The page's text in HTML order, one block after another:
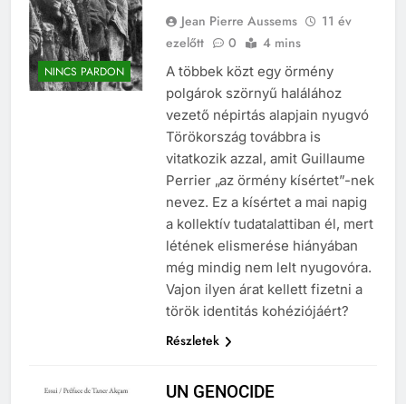
NINCS PARDON
Jean Pierre Aussems
11 év
ezelőtt
0 4 mins
A többek közt egy örmény
polgárok szörnyű halálához
vezető népirtás alapjain nyugvó
Törökország továbbra is
vitatkozik azzal, amit Guillaume
Perrier „az örmény kísértet”-nek
nevez. Ez a kísértet a mai napig
a kollektív tudatalattiban él, mert
létének elismerése hiányában
még mindig nem lelt nyugovóra.
Vajon ilyen árat kellett fizetni a
török identitás kohéziójáért?
Részletek
UN GENOCIDE